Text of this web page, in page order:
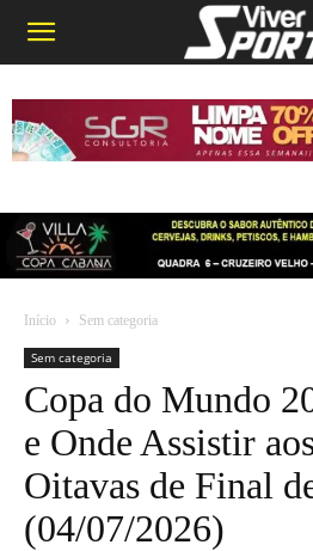
Início Sem categoria
Sem categoria
Copa do Mundo
e Onde Assistir
Oitavas de Final
(04/07/2026)